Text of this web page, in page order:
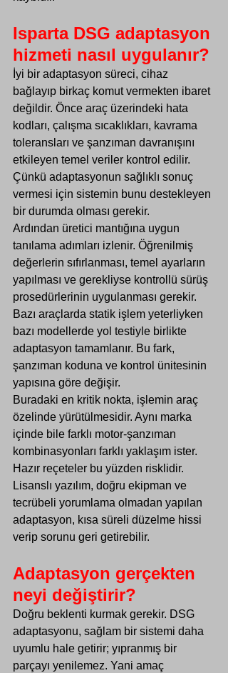
Isparta DSG adaptasyon
hizmeti nasıl uygulanır?
İyi bir adaptasyon süreci, cihaz
bağlayıp birkaç komut vermekten ibaret
değildir. Önce araç üzerindeki hata
kodları, çalışma sıcaklıkları, kavrama
toleransları ve şanzıman davranışını
etkileyen temel veriler kontrol edilir.
Çünkü adaptasyonun sağlıklı sonuç
vermesi için sistemin bunu destekleyen
bir durumda olması gerekir.
Ardından üretici mantığına uygun
tanılama adımları izlenir. Öğrenilmiş
değerlerin sıfırlanması, temel ayarların
yapılması ve gerekliyse kontrollü sürüş
prosedürlerinin uygulanması gerekir.
Bazı araçlarda statik işlem yeterliyken
bazı modellerde yol testiyle birlikte
adaptasyon tamamlanır. Bu fark,
şanzıman koduna ve kontrol ünitesinin
yapısına göre değişir.
Buradaki en kritik nokta, işlemin araç
özelinde yürütülmesidir. Aynı marka
içinde bile farklı motor-şanzıman
kombinasyonları farklı yaklaşım ister.
Hazır reçeteler bu yüzden risklidir.
Lisanslı yazılım, doğru ekipman ve
tecrübeli yorumlama olmadan yapılan
adaptasyon, kısa süreli düzelme hissi
verip sorunu geri getirebilir.
Adaptasyon gerçekten
neyi değiştirir?
Doğru beklenti kurmak gerekir. DSG
adaptasyonu, sağlam bir sistemi daha
uyumlu hale getirir; yıpranmış bir
parçayı yenilemez. Yani amaç